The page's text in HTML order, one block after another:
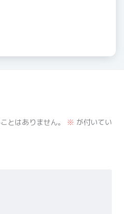
とはありません。 ※ が付いてい